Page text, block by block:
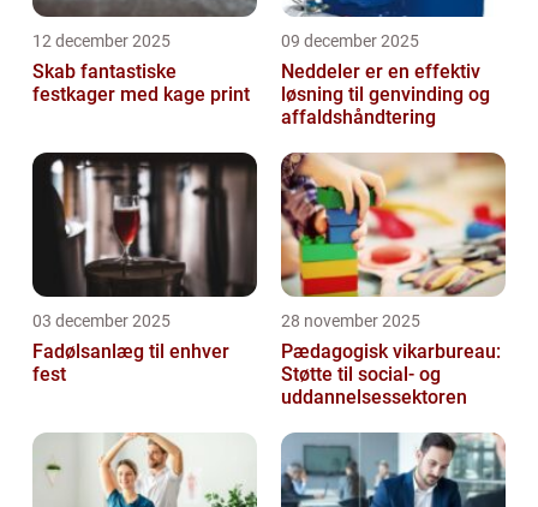
12 december 2025
Skab fantastiske
festkager med kage print
09 december 2025
Neddeler er en effektiv
løsning til genvinding og
affaldshåndtering
03 december 2025
Fadølsanlæg til enhver
fest
28 november 2025
Pædagogisk vikarbureau:
Støtte til social- og
uddannelsessektoren